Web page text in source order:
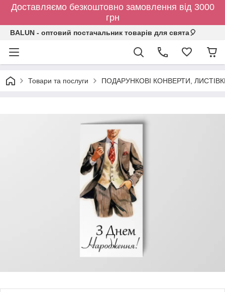
Доставляємо безкоштовно замовлення від 3000
грн
BALUN - оптовий постачальник товарів для свята🎈
Товари та послуги ПОДАРУНКОВІ КОНВЕРТИ,